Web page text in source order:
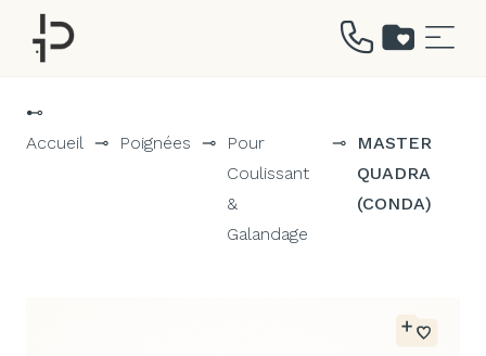
⊷
Accueil ⊸ Poignées ⊸
Pour
Coulissant
&
Galandage
⊸
MASTER
QUADRA
(CONDA)